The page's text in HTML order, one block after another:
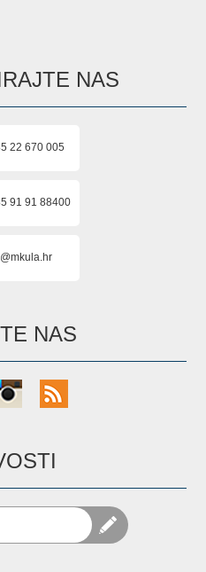
NAS
22 670 005
91 91 88400
NAS